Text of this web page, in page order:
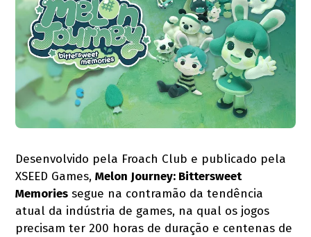
Desenvolvido pela Froach Club e publicado pela
XSEED Games,Melon Journey: Bittersweet
Memories segue na contramão da tendência
atual da indústria de games, na qual os jogos
precisam ter 200 horas de duração e centenas de